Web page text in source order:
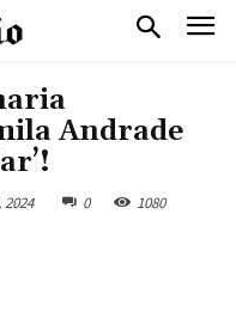
Andrade
0 1080